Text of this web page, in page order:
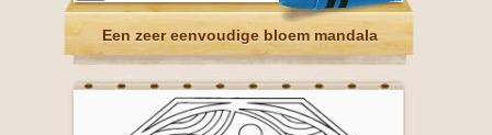
Een zeer eenvoudige bloem mandala